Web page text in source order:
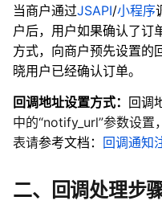
当商户通过JSAPI/小程序
户后，用户如果确认了订
方式，向商户预先设置的
晓用户已经确认订单。
回调地址设置方式： 回调
中的“notify_url”参数设置
表请参考文档： 回调通知
二、回调处理步